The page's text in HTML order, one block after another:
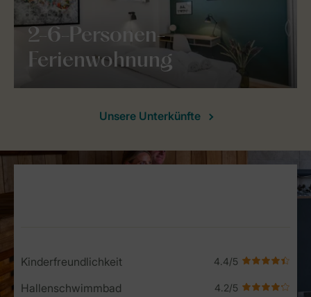
2-6-Personen-
Ferienwohnung
Unsere Unterkünfte
Service Rating from our guests
Kinderfreundlichkeit
Hallenschwimmbad